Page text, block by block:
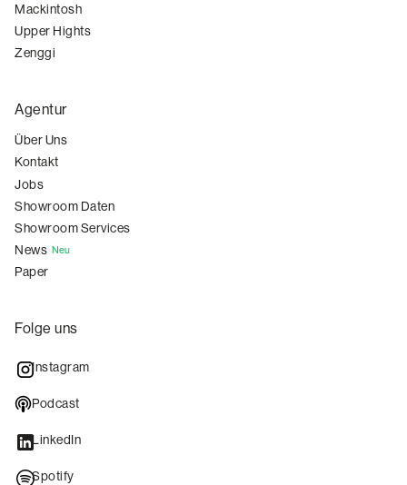
Mackintosh
Upper Hights
Zenggi
Agentur
Über Uns
Kontakt
Jobs
Showroom Daten
Showroom Services
News Neu
Paper
Folge uns
Instagram
Podcast
LinkedIn
Spotify